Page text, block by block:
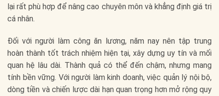
lại rất phù hợp để nâng cao chuyên môn và khẳng định giá trị
cá nhân.
Đối với người làm công ăn lương, năm nay nên tập trung
hoàn thành tốt trách nhiệm hiện tại, xây dựng uy tín và mối
quan hệ lâu dài. Thành quả có thể đến chậm, nhưng mang
tính bền vững. Với người làm kinh doanh, việc quản lý nội bộ,
dòng tiền và chiến lược dài hạn quan trọng hơn mở rộng quy